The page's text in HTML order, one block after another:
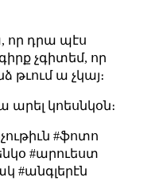
որ դրա պէս
չգիտեմ, որ
թւում ա չկայ։
արել կոեսնկօն։
#ֆոտո
#արուեստ
#անգլերէն